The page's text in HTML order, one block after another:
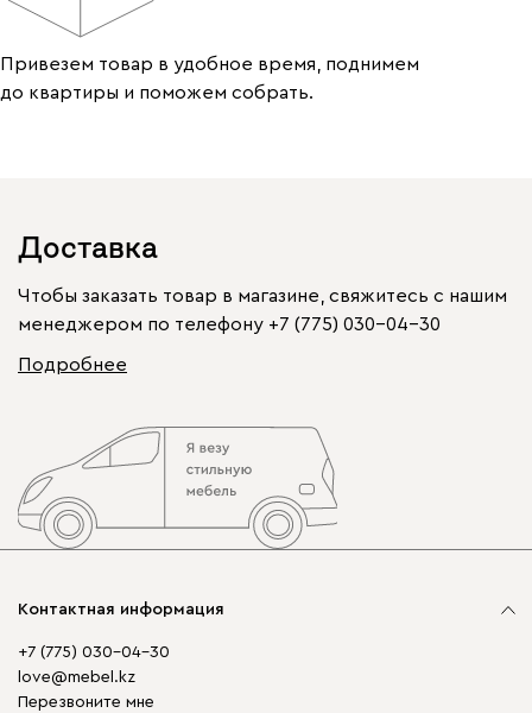
Привезем товар в удобное время, поднимем
до квартиры и поможем собрать.
Доставка
Чтобы заказать товар в магазине, свяжитесь с нашим
менеджером по телефону +7 (775) 030-04-30
Подробнее
Контактная информация
+7 (775) 030-04-30
love@mebel.kz
Перезвоните мне